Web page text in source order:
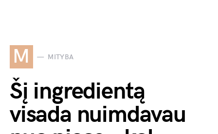
M MITYBA
Šį ingredientą
visada nuimdavau